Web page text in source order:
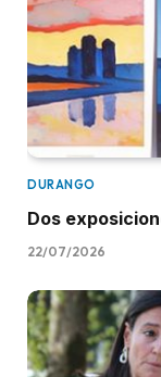
DURANGO
Dos
22/07/2026